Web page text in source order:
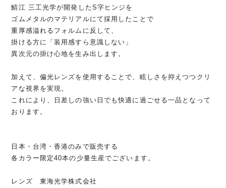
鯖江 三工光学が開発したS字ヒンジを
ゴムメタルのマテリアルにて採用したことで
重厚感溢れるフォルムに反して、
掛ける方に「装用感すら意識しない」
異次元の掛け心地を生み出します。
加えて、偏光レンズを使用することで、眩しさを抑えつつクリ
アな視界を実現。
これにより、日差しの強い日でも快適に過ごせる一品となって
おります。
日本・台湾・香港のみで販売する
各カラー限定40本の少量生産でございます。
レンズ 東海光学株式会社